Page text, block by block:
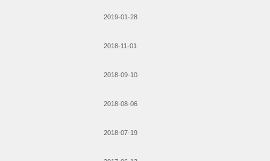
2019-01-28
2018-11-01
2018-09-10
2018-08-06
2018-07-19